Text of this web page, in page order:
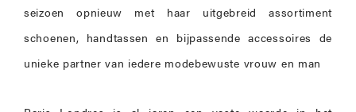
seizoen opnieuw met haar uitgebreid assortiment
schoenen, handtassen en bijpassende accessoires de
unieke partner van iedere modebewuste vrouw en man